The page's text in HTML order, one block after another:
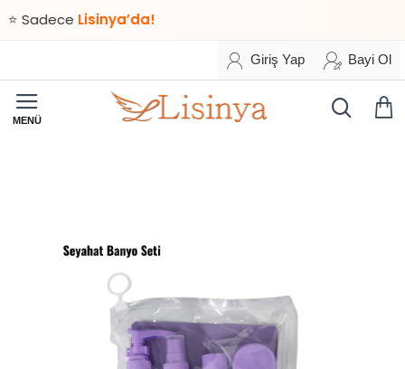
Lisinya’da!
Giriş Yap Bayi Ol